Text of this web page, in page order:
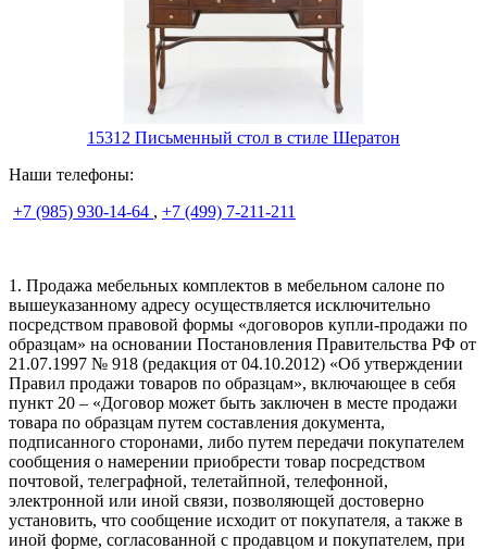
15312 Письменный стол в стиле Шератон
Наши телефоны:
+7 (985) 930-14-64 , +7 (499) 7-211-211
1. Продажа мебельных комплектов в мебельном салоне по
вышеуказанному адресу осуществляется исключительно
посредством правовой формы «договоров купли-продажи по
образцам» на основании Постановления Правительства РФ от
21.07.1997 № 918 (редакция от 04.10.2012) «Об утверждении
Правил продажи товаров по образцам», включающее в себя
пункт 20 – «Договор может быть заключен в месте продажи
товара по образцам путем составления документа,
подписанного сторонами, либо путем передачи покупателем
сообщения о намерении приобрести товар посредством
почтовой, телеграфной, телетайпной, телефонной,
электронной или иной связи, позволяющей достоверно
установить, что сообщение исходит от покупателя, а также в
иной форме, согласованной с продавцом и покупателем, при